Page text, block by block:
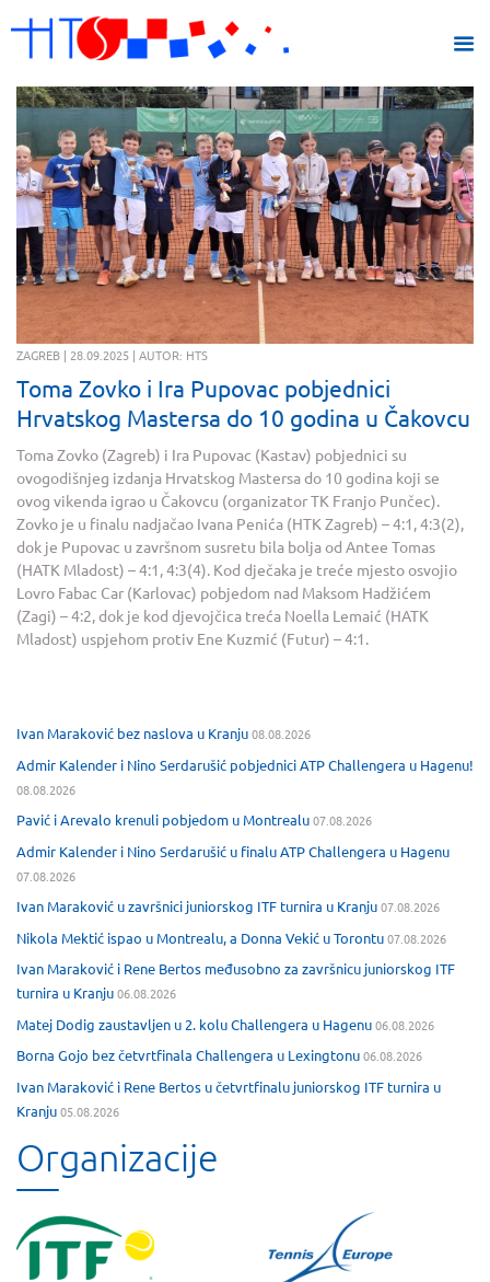
ZAGREB | 28.09.2025 | AUTOR: HTS
Toma Zovko i Ira Pupovac pobjednici
Hrvatskog Mastersa do 10 godina u Čakovcu
Toma Zovko (Zagreb) i Ira Pupovac (Kastav) pobjednici su
ovogodišnjeg izdanja Hrvatskog Mastersa do 10 godina koji se
ovog vikenda igrao u Čakovcu (organizator TK Franjo Punčec).
Zovko je u finalu nadjačao Ivana Penića (HTK Zagreb) – 4:1, 4:3(2),
dok je Pupovac u završnom susretu bila bolja od Antee Tomas
(HATK Mladost) – 4:1, 4:3(4). Kod dječaka je treće mjesto osvojio
Lovro Fabac Car (Karlovac) pobjedom nad Maksom Hadžićem
(Zagi) – 4:2, dok je kod djevojčica treća Noella Lemaić (HATK
Mladost) uspjehom protiv Ene Kuzmić (Futur) – 4:1.
Ivan Maraković bez naslova u Kranju08.08.2026
Admir Kalender i Nino Serdarušić pobjednici ATP Challengera u Hagenu!
08.08.2026
Pavić i Arevalo krenuli pobjedom u Montrealu07.08.2026
Admir Kalender i Nino Serdarušić u finalu ATP Challengera u Hagenu
07.08.2026
Ivan Maraković u završnici juniorskog ITF turnira u Kranju07.08.2026
Nikola Mektić ispao u Montrealu, a Donna Vekić u Torontu07.08.2026
Ivan Maraković i Rene Bertos međusobno za završnicu juniorskog ITF
turnira u Kranju06.08.2026
Matej Dodig zaustavljen u 2. kolu Challengera u Hagenu06.08.2026
Borna Gojo bez četvrtfinala Challengera u Lexingtonu06.08.2026
Ivan Maraković i Rene Bertos u četvrtfinalu juniorskog ITF turnira u
Kranju05.08.2026
Organizacije